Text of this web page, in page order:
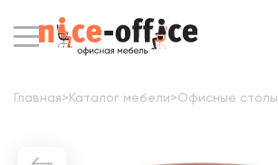
Главная> Каталог мебели>Офисные столы